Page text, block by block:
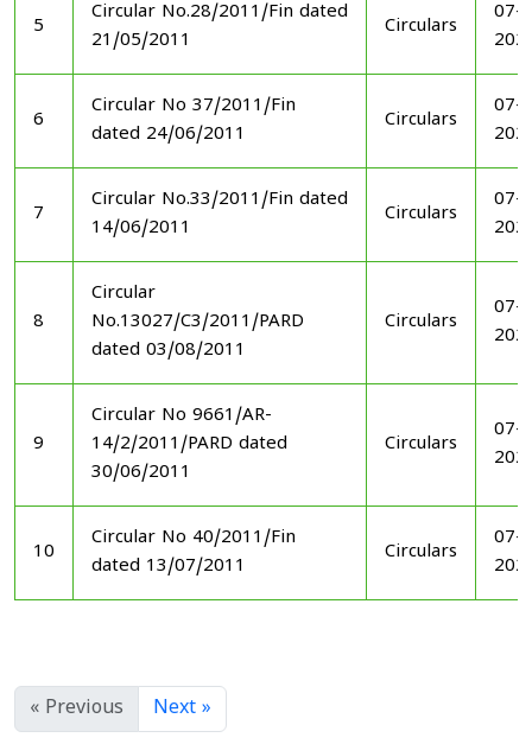
5
Circular No.28/2011/Fin dated
21/05/2011
Circulars
07-
6
Circular No 37/2011/Fin
dated 24/06/2011
Circulars
07-
7
Circular No.33/2011/Fin dated
14/06/2011
Circulars
07-
8
Circular
No.13027/C3/2011/PARD
dated 03/08/2011
Circulars
07-
9
Circular No 9661/AR-
14/2/2011/PARD dated
30/06/2011
Circulars
07-
10
Circular No 40/2011/Fin
dated 13/07/2011
Circulars
07-
« Previous Next »